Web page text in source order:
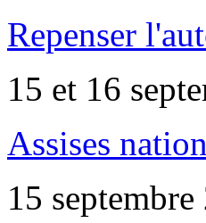
Repenser
15 et 16
Assises
15